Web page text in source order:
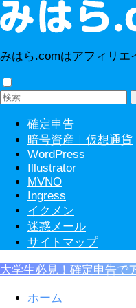
みはら.comはアフィリエ
確定申告
暗号資産｜仮想通貨
WordPress
Illustrator
MVNO
Ingress
イクメン
迷惑メール
サイトマップ
大学生必見！確定申告で
ホーム